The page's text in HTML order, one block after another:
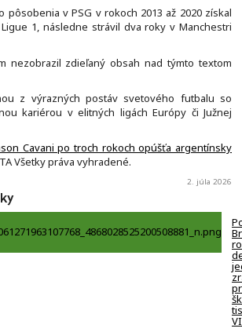
pôsobenia v PSG v rokoch 2013 až 2020 získal
1, následne strávil dva roky v Manchestri
nezobrazil zdieľaný obsah nad týmto textom
z výrazných postáv svetového futbalu so
kariérou v elitných ligách Európy či Južnej
Cavani po troch rokoch opúšťa argentínsky
Všetky práva vyhradené.
2. júla 2026